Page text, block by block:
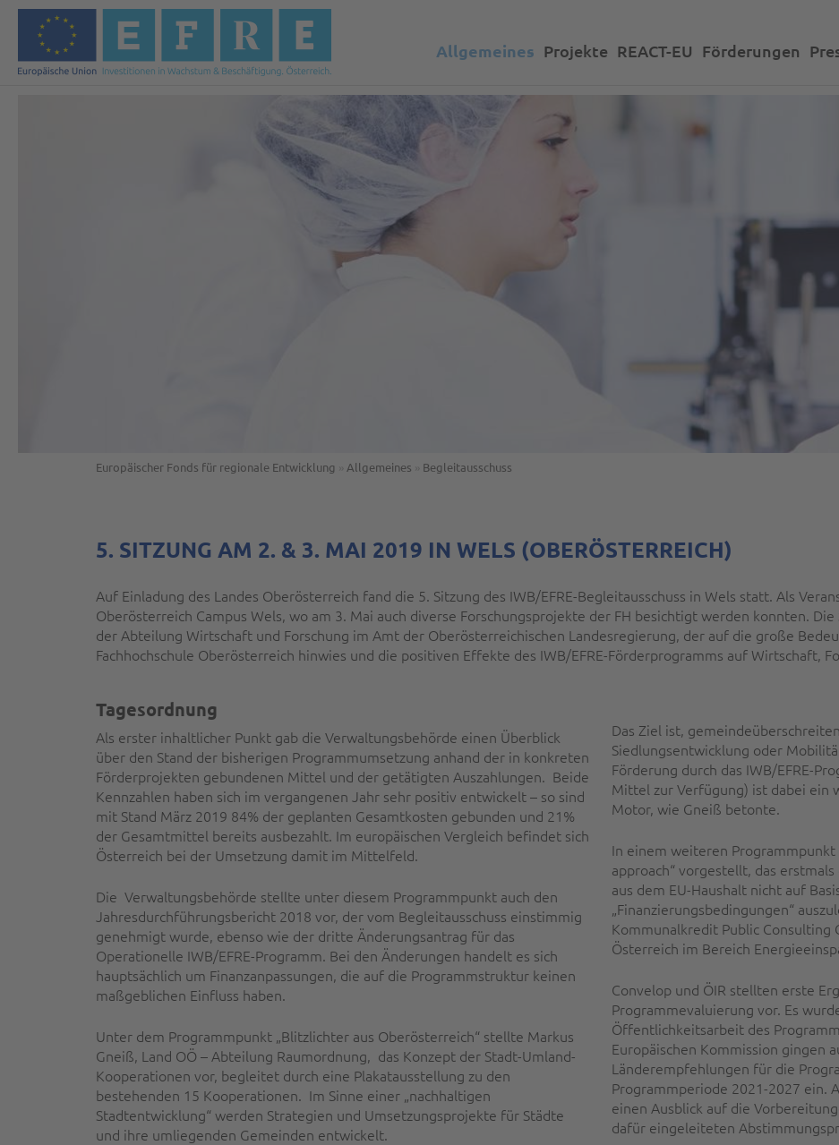
Allgemeines Projekte REACT-EU Förderungen
Europäischer Fonds für regionale Entwicklung Allgemeines Begleitausschuss
5. SITZUNG AM 2. & 3. MAI 2019 IN WELS (OBERÖSTERREICH)
Auf Einladung des Landes Oberösterreich fand die 5. Sitzung des IWB/EFRE-Begleitausschuss in Wels statt. Als
Oberösterreich Campus Wels, wo am 3. Mai auch diverse Forschungsprojekte der FH besichtigt werden konnten.
der Abteilung Wirtschaft und Forschung im Amt der Oberösterreichischen Landesregierung, der auf die große
Fachhochschule Oberösterreich hinwies und die positiven Effekte des IWB/EFRE-Förderprogramms auf Wirtschaft,
Tagesordnung
Als erster inhaltlicher Punkt gab die Verwaltungsbehörde einen Überblick
über den Stand der bisherigen Programmumsetzung anhand der in konkreten
Förderprojekten gebundenen Mittel und der getätigten Auszahlungen. Beide
Kennzahlen haben sich im vergangenen Jahr sehr positiv entwickelt – so sind
mit Stand März 2019 84% der geplanten Gesamtkosten gebunden und 21%
der Gesamtmittel bereits ausbezahlt. Im europäischen Vergleich befindet sich
Österreich bei der Umsetzung damit im Mittelfeld.
Die Verwaltungsbehörde stellte unter diesem Programmpunkt auch den
Jahresdurchführungsbericht 2018 vor, der vom Begleitausschuss einstimmig
genehmigt wurde, ebenso wie der dritte Änderungsantrag für das
Operationelle IWB/EFRE-Programm. Bei den Änderungen handelt es sich
hauptsächlich um Finanzanpassungen, die auf die Programmstruktur keinen
maßgeblichen Einfluss haben.
Unter dem Programmpunkt „Blitzlichter aus Oberösterreich“ stellte Markus
Gneiß, Land OÖ – Abteilung Raumordnung, das Konzept der Stadt-Umland-
Kooperationen vor, begleitet durch eine Plakatausstellung zu den
bestehenden 15 Kooperationen. Im Sinne einer „nachhaltigen
Stadtentwicklung“ werden Strategien und Umsetzungsprojekte für Städte
und ihre umliegenden Gemeinden entwickelt.
Das Ziel ist,
Siedlungsentwicklung oder
Förderung durch das IWB/EFRE-
Mittel zur Verfügung) ist dabei ein
Motor, wie Gneiß betonte.
In einem weiteren
approach“ vorgestellt, das
aus dem EU-Haushalt nicht auf
„Finanzierungsbedingungen“
Kommunalkredit Public Consulting
Österreich im Bereich
Convelop und ÖIR stellten erste
Programmevaluierung vor. Es
Öffentlichkeitsarbeit des
Europäischen Kommission gingen
Länderempfehlungen für die
Programmperiode 2021-2027 ein.
einen Ausblick auf die
dafür eingeleiteten